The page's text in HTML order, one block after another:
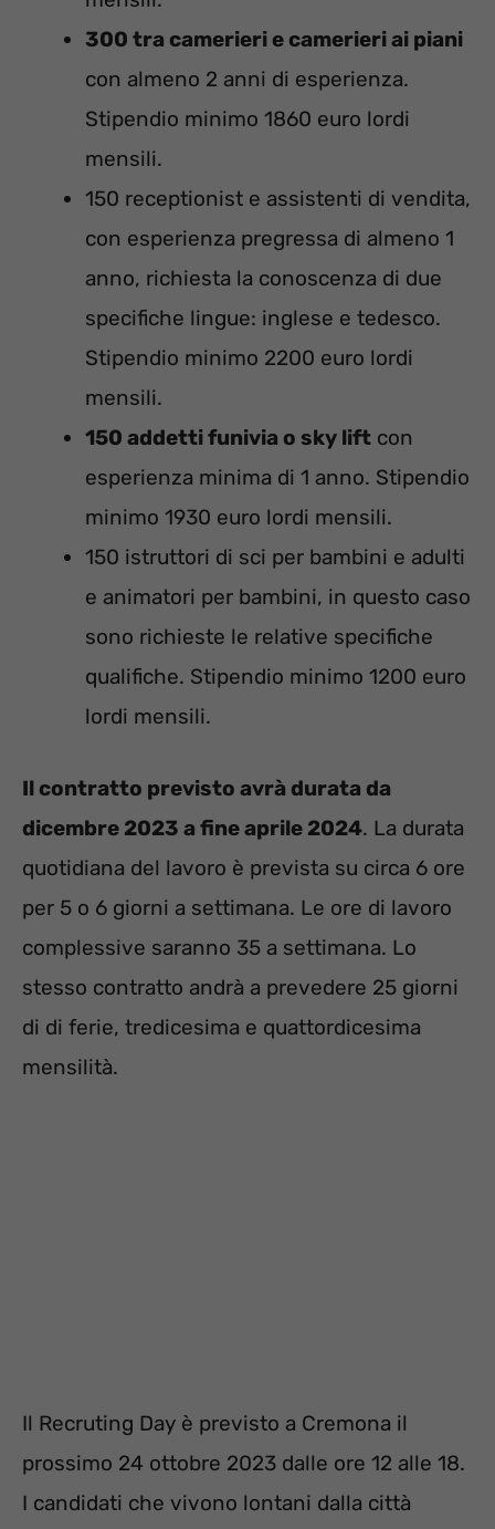
300 tra camerieri e camerieri ai piani
con almeno 2 anni di esperienza.
Stipendio minimo 1860 euro lordi
mensili.
150 receptionist e assistenti di vendita,
con esperienza pregressa di almeno 1
anno, richiesta la conoscenza di due
specifiche lingue: inglese e tedesco.
Stipendio minimo 2200 euro lordi
mensili.
150 addetti funivia o sky lift con
esperienza minima di 1 anno. Stipendio
minimo 1930 euro lordi mensili.
150 istruttori di sci per bambini e adulti
e animatori per bambini, in questo caso
sono richieste le relative specifiche
qualifiche. Stipendio minimo 1200 euro
lordi mensili.
Il contratto previsto avrà durata da
dicembre 2023 a fine aprile 2024. La durata
quotidiana del lavoro è prevista su circa 6 ore
per 5 o 6 giorni a settimana. Le ore di lavoro
complessive saranno 35 a settimana. Lo
stesso contratto andrà a prevedere 25 giorni
di di ferie, tredicesima e quattordicesima
mensilità.
Il Recruting Day è previsto a Cremona il
prossimo 24 ottobre 2023 dalle ore 12 alle 18.
I candidati che vivono lontani dalla città